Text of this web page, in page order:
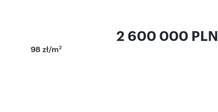
2 600 000 PLN
98 zł/m2